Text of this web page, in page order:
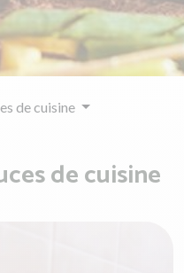
de cuisine
de cuisine